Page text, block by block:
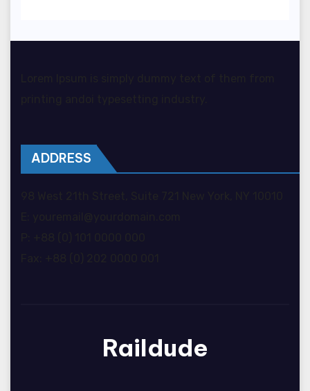
ADDRESS
Raildude